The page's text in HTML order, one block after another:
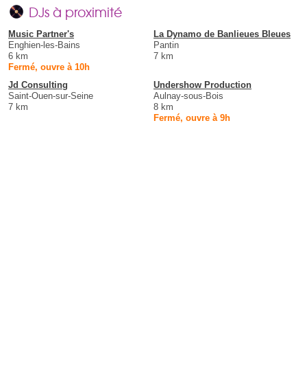
DJs à proximité
Music Partner's
Enghien-les-Bains
6 km
Fermé, ouvre à 10h
La Dynamo de Banlieues Bleues
Pantin
7 km
Jd Consulting
Saint-Ouen-sur-Seine
7 km
Undershow Production
Aulnay-sous-Bois
8 km
Fermé, ouvre à 9h